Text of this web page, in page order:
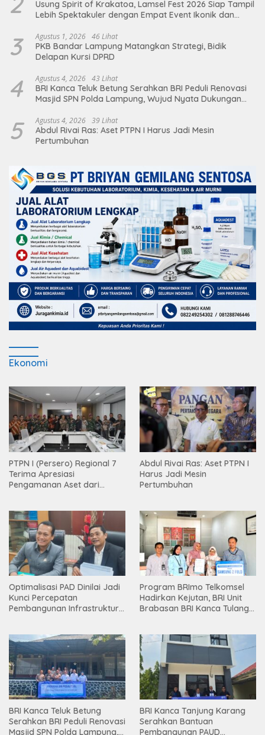
Usung Spirit of Krakatoa, Lamsel Fest 2026 Siap Tampil
Lebih Spektakuler dengan Empat Event Ikonik dan
3 Agustus 1, 2026 46 Lihat
PKB Bandar Lampung Matangkan Strategi, Bidik
Delapan Kursi DPRD
4 Agustus 4, 2026 43 Lihat
BRI Kanca Teluk Betung Serahkan BRI Peduli Renovasi
Masjid SPN Polda Lampung, Wujud Nyata Dukungan
5 Agustus 4, 2026 39 Lihat
Abdul Rivai Ras: Aset PTPN I Harus Jadi Mesin
Pertumbuhan
Ekonomi
PTPN I (Persero) Regional 7
Terima Apresiasi
Pengamanan Aset dari
Abdul Rivai Ras: Aset PTPN I
Harus Jadi Mesin
Pertumbuhan
Optimalisasi PAD Dinilai Jadi
Kunci Percepatan
Pembangunan Infrastruktur
Program BRImo Telkomsel
Hadirkan Kejutan, BRI Unit
Brabasan BRI Kanca Tulang
Mesuji
BRI Kanca Teluk Betung
Serahkan BRI Peduli Renovasi
Masjid SPN Polda Lampung,
BRI Kanca Tanjung Karang
Serahkan Bantuan
Pembangunan PAUD